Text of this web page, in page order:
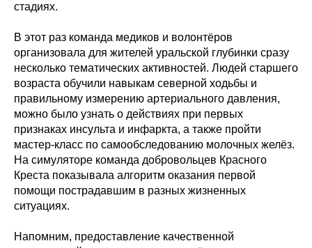
стадиях.
В этот раз команда медиков и волонтёров
организовала для жителей уральской глубинки сразу
несколько тематических активностей. Людей старшего
возраста обучили навыкам северной ходьбы и
правильному измерению артериального давления,
можно было узнать о действиях при первых
признаках инсульта и инфаркта, а также пройти
мастер-класс по самообследованию молочных желёз.
На симуляторе команда добровольцев Красного
Креста показывала алгоритм оказания первой
помощи пострадавшим в разных жизненных
ситуациях.
Напомним, предоставление качественной